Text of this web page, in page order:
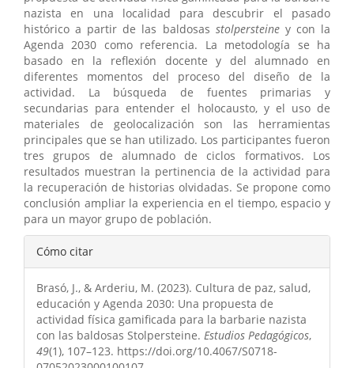
nazista en una localidad para descubrir el pasado
histórico a partir de las baldosas stolpersteine y con la
Agenda 2030 como referencia. La metodología se ha
basado en la reflexión docente y del alumnado en
diferentes momentos del proceso del diseño de la
actividad. La búsqueda de fuentes primarias y
secundarias para entender el holocausto, y el uso de
materiales de geolocalización son las herramientas
principales que se han utilizado. Los participantes fueron
tres grupos de alumnado de ciclos formativos. Los
resultados muestran la pertinencia de la actividad para
la recuperación de historias olvidadas. Se propone como
conclusión ampliar la experiencia en el tiempo, espacio y
para un mayor grupo de población.
Detalles
del
artículo
Cómo citar
Brasó, J., & Arderiu, M. (2023). Cultura de paz, salud,
educación y Agenda 2030: Una propuesta de
actividad física gamificada para la barbarie nazista
con las baldosas Stolpersteine. Estudios Pedagógicos,
49(1), 107–123. https://doi.org/10.4067/S0718-